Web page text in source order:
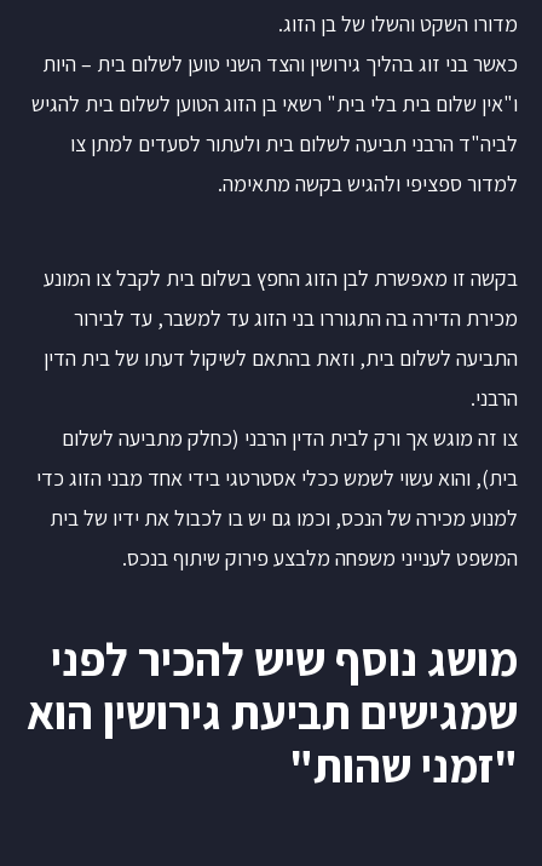
מדורו השקט והשלו של בן הזוג.
כאשר בני זוג בהליך גירושין והצד השני טוען לשלום בית – היות
ו"אין שלום בית בלי בית" רשאי בן הזוג הטוען לשלום בית להגיש
לביה"ד הרבני תביעה לשלום בית ולעתור לסעדים למתן צו
למדור ספציפי ולהגיש בקשה מתאימה.
בקשה זו מאפשרת לבן הזוג החפץ בשלום בית לקבל צו המונע
מכירת הדירה בה התגוררו בני הזוג עד למשבר, עד לבירור
התביעה לשלום בית, וזאת בהתאם לשיקול דעתו של בית הדין
הרבני.
צו זה מוגש אך ורק לבית הדין הרבני (כחלק מתביעה לשלום
בית), והוא עשוי לשמש ככלי אסטרטגי בידי אחד מבני הזוג כדי
למנוע מכירה של הנכס, וכמו גם יש בו לכבול את ידיו של בית
המשפט לענייני משפחה מלבצע פירוק שיתוף בנכס.
מושג נוסף שיש להכיר לפני
שמגישים תביעת גירושין הוא
"זמני שהות"